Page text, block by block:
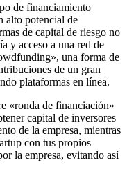
de financiamiento
alto potencial de
de capital de riesgo no
y acceso a una red de
una forma de
de un gran
plataformas en línea.
«ronda de financiación»
capital de inversores
de la empresa, mientras
con tus propios
la empresa, evitando así